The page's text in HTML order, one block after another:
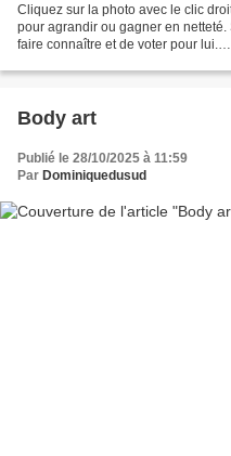
Cliquez sur la photo avec le clic
pour agrandir ou gagner en
faire connaître et de voter pour lui.
Body art
Publié le 28/10/2025 à 11:59
Par Dominiquedusud